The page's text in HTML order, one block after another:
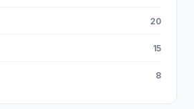
20
15
8